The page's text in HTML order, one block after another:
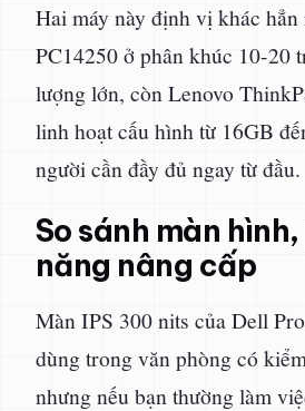
Hai máy này định vị khác
PC14250 ở phân khúc 10-20
lượng lớn, còn Lenovo
linh hoạt cấu hình từ 16GB
người cần đầy đủ ngay từ đầu.
So sánh màn
năng nâng cấp
Màn IPS 300 nits của Dell
dùng trong văn phòng có
nhưng nếu bạn thường làm